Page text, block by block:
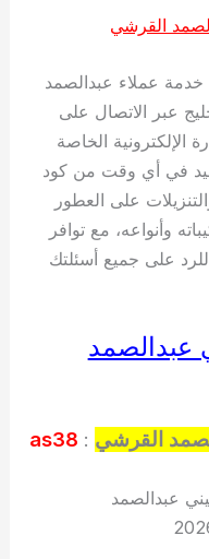
القرشي
عملاء عبدالصمد
عبر الاتصال على
الاستمارة الإلكترونية الخاصة
في أي وقت من كود
على العطور
وأنواعه، مع توافر
على جميع أسئلتك
عبدالصمد
القرشي :
as38